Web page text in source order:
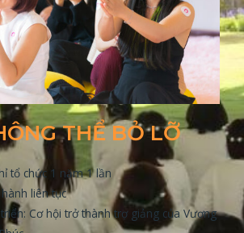
THỂ BỎ LỠ
tổ chức 1 năm 1 lần
liên tục
Cơ hội trở thành trợ giảng của Vương